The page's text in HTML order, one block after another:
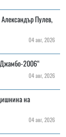
Пулев,
04 авг, 2026
2006“
04 авг, 2026
на
04 авг, 2026